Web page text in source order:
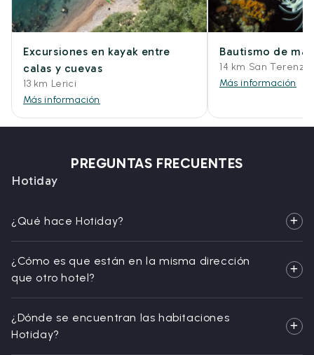
Excursiones en kayak entre
calas y cuevas
13 km Lerici
Más información
Bautismo de mar
14 km San Terenzo
Más información
PREGUNTAS FRECUENTES
Hotiday
¿Qué hace Hotiday?
¿Cómo es que están en la misma dirección
que otro hotel?
¿Dónde se encuentran las habitaciones
Hotiday?